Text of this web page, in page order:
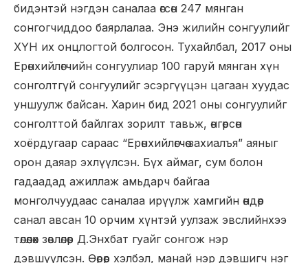
бидэнтэй нэгдэн саналаа өгсөн 247 мянган
сонгогчиддоо баярлалаа. Энэ жилийн сонгуулийг
ХҮН их онцлогтой болгосон. Тухайлбал, 2017 оны
Ерөнхийлөгчийн сонгуулиар 100 гаруй мянган хүн
сонголтгүй сонгуулийг эсэргүүцэн цагаан хуудас
уншуулж байсан. Харин бид 2021 оны сонгуулийг
сонголттой байлгах зорилт тавьж, өнгөрсөн
хоёрдугаар сараас “Ерөнхийлөгчөө захиалъя” аяныг
орон даяар эхлүүлсэн. Бүх аймаг, сум болон
гадаадад ажиллаж амьдарч байгаа
монголчуудаас саналаа ирүүлж хамгийн өндөр
санал авсан 10 орчим хүнтэй уулзаж эвслийнхээ
төлөөлөх зөвлөлөөр Д.Энхбат гуайг сонгож нэр
дэвшүүлсэн. Өөрөөр хэлбэл, манай нэр дэвшигч нэг